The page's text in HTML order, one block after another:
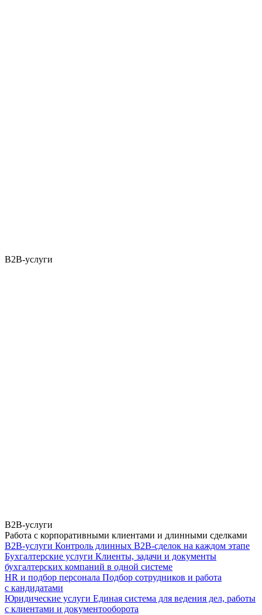
B2B-услуги
B2B-услуги
Работа с корпоративными клиентами и длинными сделками
B2B-услуги Контроль длинных B2B-сделок на каждом этапе
Бухгалтерские услуги Клиенты, задачи и документы
бухгалтерских компаний в одной системе
HR и подбор персонала Подбор сотрудников и работа
с кандидатами
Юридические услуги Единая система для ведения дел, работы
с клиентами и документооборота